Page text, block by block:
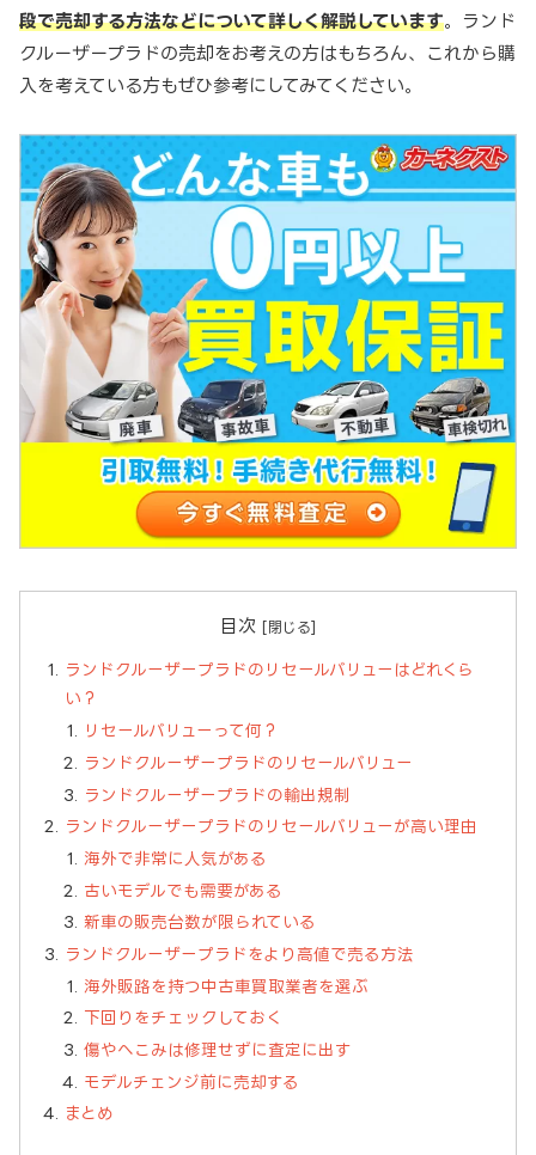
段で売却する方法などについて詳しく解説しています。ランド
クルーザープラドの売却をお考えの方はもちろん、これから購
入を考えている方もぜひ参考にしてみてください。
目次
ランドクルーザープラドのリセールバリューはどれくら
い？
リセールバリューって何？
ランドクルーザープラドのリセールバリュー
ランドクルーザープラドの輸出規制
ランドクルーザープラドのリセールバリューが高い理由
海外で非常に人気がある
古いモデルでも需要がある
新車の販売台数が限られている
ランドクルーザープラドをより高値で売る方法
海外販路を持つ中古車買取業者を選ぶ
下回りをチェックしておく
傷やへこみは修理せずに査定に出す
モデルチェンジ前に売却する
まとめ